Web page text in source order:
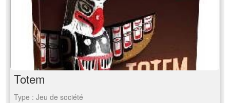
Totem
Type : Jeu de société